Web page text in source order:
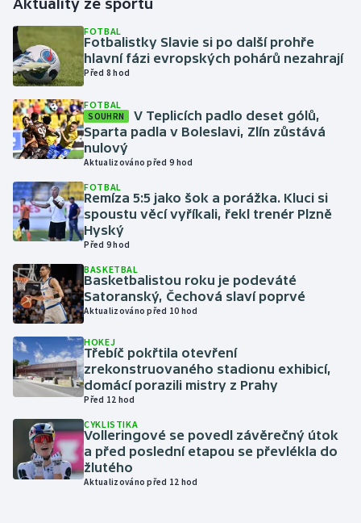
Gymnastika
Házená
Jezdectví
Judo
Krasobruslení
Lezení
Lyže a snowboard
Moderní pětiboj
Motorsport
Olympijské hry
Parasport
Plavání
Plážový volejbal
Aktuality ze sportu
FOTBAL
Fotbalistky Slavie si po další prohře
hlavní fázi evropských pohárů nezahrají
Před 8 hod
FOTBAL
SOUHRN
V Teplicích padlo deset gólů,
Sparta padla v Boleslavi, Zlín zůstává
nulový
Aktualizováno před 9 hod
FOTBAL
Remíza 5:5 jako šok a porážka. Kluci si
spoustu věcí vyříkali, řekl trenér Plzně
Hyský
Před 9 hod
BASKETBAL
Basketbalistou roku je podeváté
Satoranský, Čechová slaví poprvé
Aktualizováno před 10 hod
HOKEJ
Třebíč pokřtila otevření
zrekonstruovaného stadionu exhibicí,
domácí porazili mistry z Prahy
Před 12 hod
CYKLISTIKA
Volleringové se povedl závěrečný útok
a před poslední etapou se převlékla do
žlutého
Aktualizováno před 12 hod